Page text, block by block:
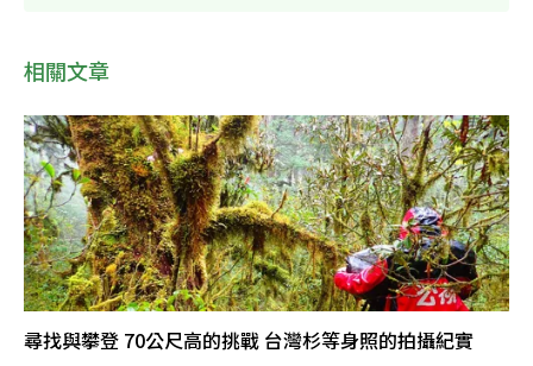
相關文章
尋找與攀登 70公尺高的挑戰 台灣杉等身照的拍攝紀實